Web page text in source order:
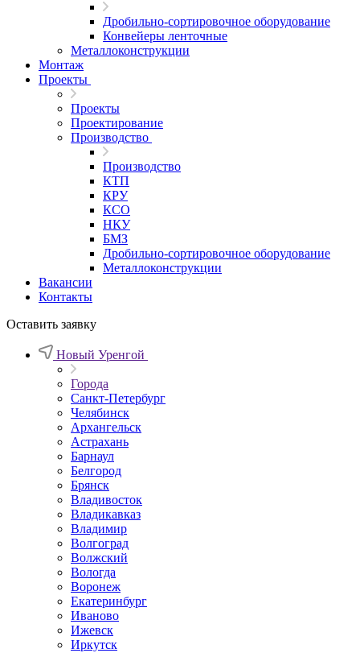
Дробильно-сортировочное оборудование
Конвейеры ленточные
Металлоконструкции
Монтаж
Проекты
Проекты
Проектирование
Производство
Производство
КТП
КРУ
КСО
НКУ
БМЗ
Дробильно-сортировочное оборудование
Металлоконструкции
Вакансии
Контакты
Оставить заявку
Новый Уренгой
Города
Санкт-Петербург
Челябинск
Архангельск
Астрахань
Барнаул
Белгород
Брянск
Владивосток
Владикавказ
Владимир
Волгоград
Волжский
Вологда
Воронеж
Екатеринбург
Иваново
Ижевск
Иркутск